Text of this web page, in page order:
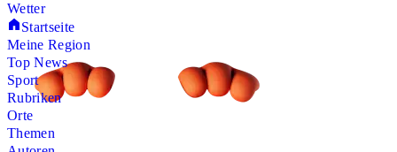
Wetter
Startseite
Meine Region
Top News
Sport
Rubriken
Orte
Themen